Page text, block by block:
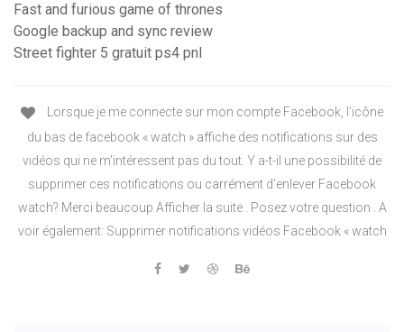
Fast and furious game of thrones
Google backup and sync review
Street fighter 5 gratuit ps4 pnl
Lorsque je me connecte sur mon compte Facebook, l’icône
du bas de facebook « watch » affiche des notifications sur des
vidéos qui ne m’intéressent pas du tout. Y a-t-il une possibilité de
supprimer ces notifications ou carrément d’enlever Facebook
watch? Merci beaucoup Afficher la suite . Posez votre question . A
voir également: Supprimer notifications vidéos Facebook « watch